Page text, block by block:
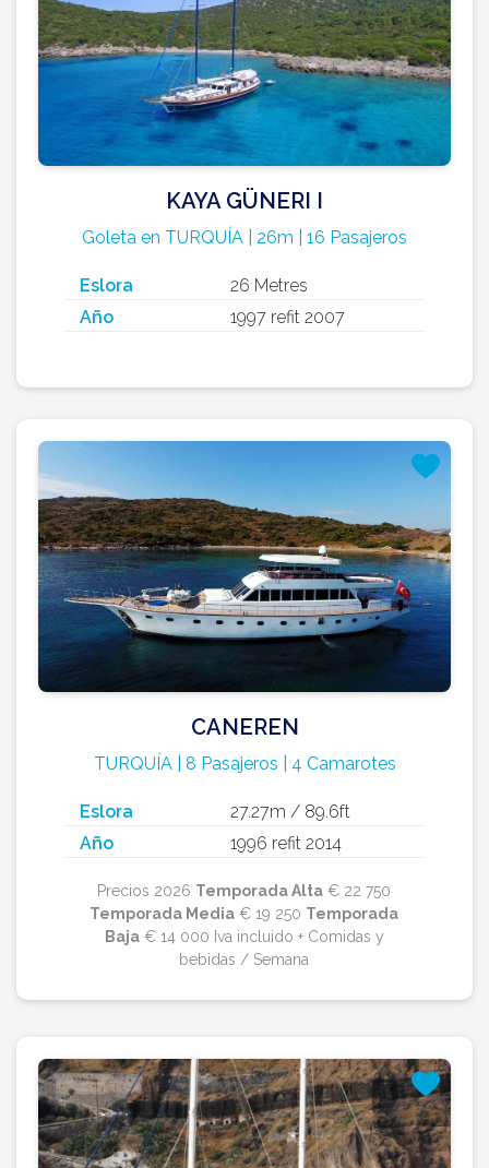
KAYA GÜNERI I
Goleta en TURQUÍA | 26m | 16 Pasajeros
Eslora
26 Metres
Año
1997 refit 2007
CANEREN
TURQUÍA | 8 Pasajeros | 4 Camarotes
Eslora
27.27m / 89.6ft
Año
1996 refit 2014
Precios 2026 Temporada Alta € 22 750
Temporada Media € 19 250 Temporada
Baja€ 14 000 Iva incluido + Comidas y
bebidas / Semana